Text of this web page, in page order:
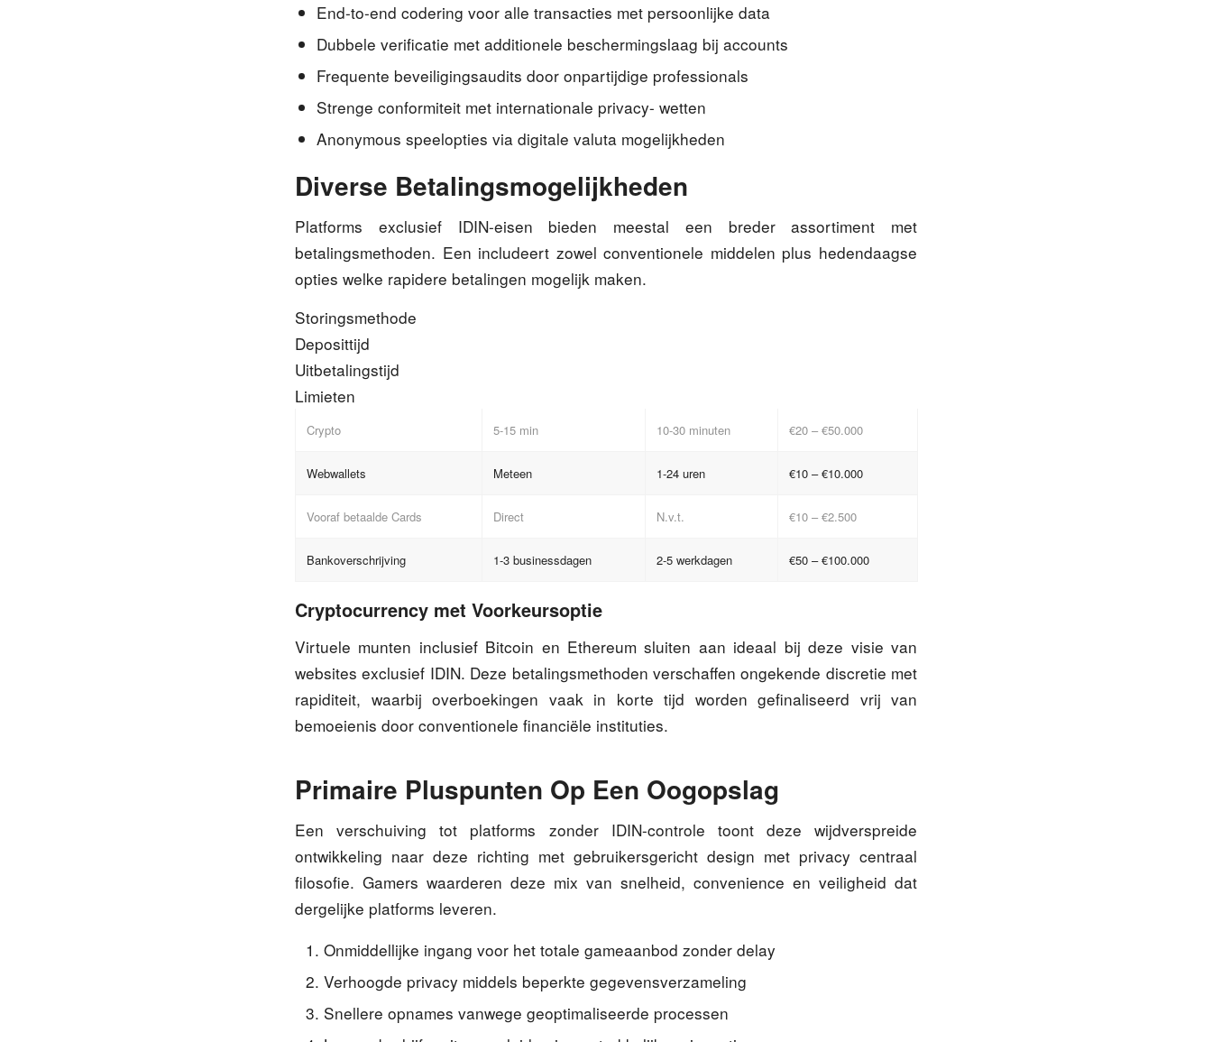
End-to-end codering voor alle transacties met persoonlijke data
Dubbele verificatie met additionele beschermingslaag bij accounts
Frequente beveiligingsaudits door onpartijdige professionals
Strenge conformiteit met internationale privacy- wetten
Anonymous speelopties via digitale valuta mogelijkheden
Diverse Betalingsmogelijkheden
Platforms exclusief IDIN-eisen bieden meestal een breder assortiment met
betalingsmethoden. Een includeert zowel conventionele middelen plus hedendaagse
opties welke rapidere betalingen mogelijk maken.
Storingsmethode
Deposittijd
Uitbetalingstijd
Limieten
Crypto 5-15 min 10-30 minuten €20 – €50.000
Webwallets Meteen 1-24 uren €10 – €10.000
Vooraf betaalde Cards Direct N.v.t. €10 – €2.500
Bankoverschrijving 1-3 businessdagen 2-5 werkdagen €50 – €100.000
Cryptocurrency met Voorkeursoptie
Virtuele munten inclusief Bitcoin en Ethereum sluiten aan ideaal bij deze visie van
websites exclusief IDIN. Deze betalingsmethoden verschaffen ongekende discretie met
rapiditeit, waarbij overboekingen vaak in korte tijd worden gefinaliseerd vrij van
bemoeienis door conventionele financiële instituties.
Primaire Pluspunten Op Een Oogopslag
Een verschuiving tot platforms zonder IDIN-controle toont deze wijdverspreide
ontwikkeling naar deze richting met gebruikersgericht design met privacy centraal
filosofie. Gamers waarderen deze mix van snelheid, convenience en veiligheid dat
dergelijke platforms leveren.
Onmiddellijke ingang voor het totale gameaanbod zonder delay
Verhoogde privacy middels beperkte gegevensverzameling
Snellere opnames vanwege geoptimaliseerde processen